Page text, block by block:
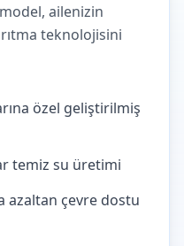
ailenizin
teknolojisini
özel geliştirilmiş
temiz su üretimi
azaltan çevre dostu